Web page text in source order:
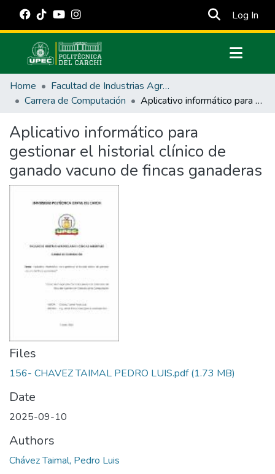
Log In
Communities & Collections
All of DSpace
Estadísticas Externas
Manuales
Home
Facultad de Industrias Agropecuarias y Ciencias Ambientales
Carrera de Computación
Aplicativo informático para gestionar el historial clínico de ganado vacuno de fincas ganaderas
Aplicativo informático para
gestionar el historial clínico de
ganado vacuno de fincas ganaderas
Files
156- CHAVEZ TAIMAL PEDRO LUIS.pdf(1.73 MB)
Date
2025-09-10
Authors
Chávez Taimal, Pedro Luis